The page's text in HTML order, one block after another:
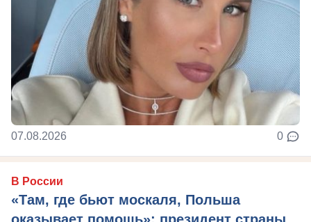
07.08.2026 0
В России
«Там, где бьют москаля, Польша